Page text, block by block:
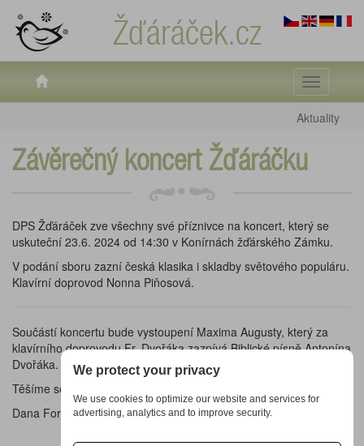
Žďáráček.cz
Toggle
Aktuality
Závěrečný koncert Žďáráčku
DPS Žďáráček zve všechny své příznivce na koncert, který se
uskuteční 23.6. 2024 od 14:30 v Konírnách žďárského Zámku.
V podání sboru zazní česká klasika i skladby světového populáru.
Klavírní doprovod Nonna Piňosová.
Součástí koncertu bude vystoupení Maxima Augusty, který za
klavírního doprovodu Fr. Dvořáka zazpívá Biblické písně Antonína
Dvořáka.
Těšíme se na Vás
Dana Foralová, Pavel Schmidt a Žďáráček
We protect your privacy
We use cookies to optimize our website and services for
advertising, analytics and to improve security.